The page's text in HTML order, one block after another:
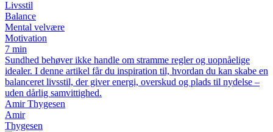
Livsstil
Balance
Mental velvære
Motivation
7 min
Sundhed behøver ikke handle om stramme regler og uopnåelige
idealer. I denne artikel får du inspiration til, hvordan du kan skabe en
balanceret livsstil, der giver energi, overskud og plads til nydelse –
uden dårlig samvittighed.
Amir Thygesen
Amir
Thygesen